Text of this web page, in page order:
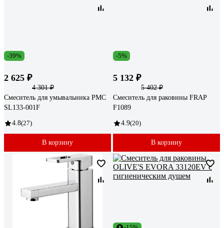
-39%
2 625 ₽
4 301 ₽
Смеситель для умывальника РМС
SL133-001F
4.8(27)
В корзину
-5%
5 132 ₽
5 402 ₽
Смеситель для раковины FRAP
F1089
4.9(20)
В корзину